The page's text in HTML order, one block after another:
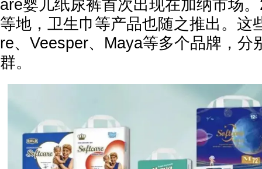
are婴儿纸尿裤首次出现在加纳市场
等地，卫生巾等产品也随之推出。这
re、Veesper、Maya等多个品牌，分
群。